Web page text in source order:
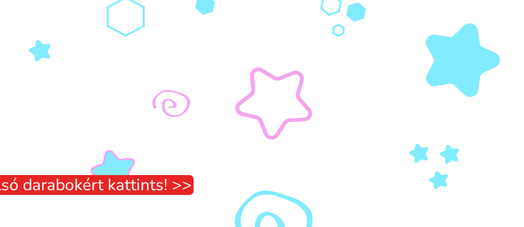
darabokért kattints! >>